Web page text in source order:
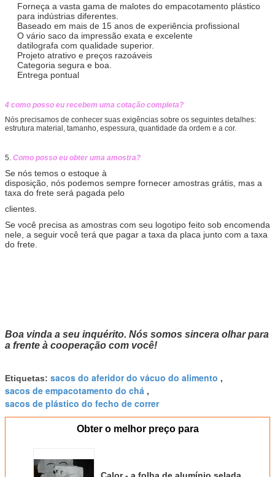
Forneça a vasta gama de malotes do empacotamento plástico
para indústrias diferentes.
Baseado em mais de 15 anos de experiência profissional
O vário saco da impressão exata e excelente
datilografa com qualidade superior.
Projeto atrativo e preços razoáveis
Categoria segura e boa.
Entrega pontual
4 como posso eu recebem uma cotação completa?
Nós precisamos de conhecer suas exigências sobre os seguintes detalhes:
estrutura material, tamanho, espessura, quantidade da ordem e a cor.
5. Como posso eu obter uma amostra?
Se nós temos o estoque à
disposição, nós podemos sempre fornecer amostras grátis, mas a
taxa do frete será pagada pelo
clientes.
Se você precisa as amostras com seu logotipo feito sob encomenda
nele, a seguir você terá que pagar a taxa da placa junto com a taxa
do frete.
Boa vinda a seu inquérito. Nós somos sincera olhar para
a frente à cooperação com você!
Etiquetas: sacos do aferidor do vácuo do alimento ,
sacos de empacotamento do chá ,
sacos de plástico do fecho de correr
Obter o melhor preço para